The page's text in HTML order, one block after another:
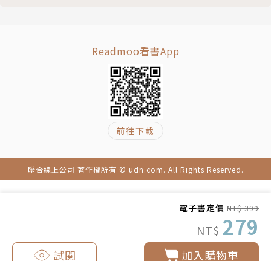
電子書定價 NT$ 399
NT$ 279
加入購物車
試閱
Readmoo看書App
前往下載
聯合線上公司 著作權所有 © udn.com. All Rights Reserved.